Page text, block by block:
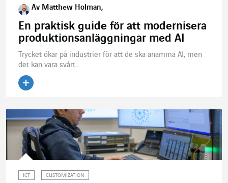
Av Matthew Holman,
En praktisk guide för att modernisera
produktionsanläggningar med AI
Trycket ökar på industrier för att de ska anamma AI, men
det kan vara svårt...
ICT CUSTOMIZATION